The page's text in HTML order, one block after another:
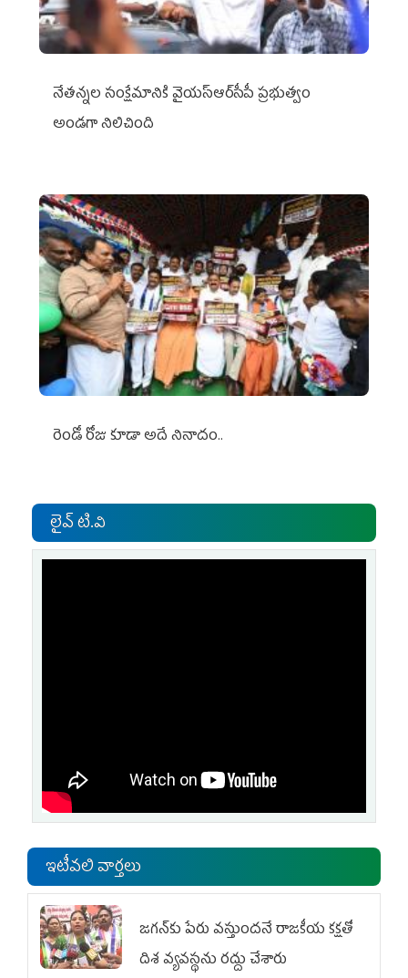
నేతన్నల సంక్షేమానికి వైయ‌స్ఆర్‌సీపీ ప్రభుత్వం
అండగా నిలిచింది
రెండో రోజు కూడా అదే నినాదం..
లైవ్ టి.వి
ఇటీవలి వార్తలు
జగన్‌కు పేరు వస్తుందనే రాజకీయ కక్షతో
దిశ వ్య‌వ‌స్థ‌ను రద్దు చేశారు